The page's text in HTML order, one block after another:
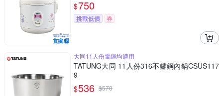
$750
挑戰低價 券
大同11人份電鍋均適用
TATUNG大同 11人份316不鏽鋼內鍋CSUS117
9
$536 $570